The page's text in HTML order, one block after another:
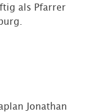
als Pfarrer
Jonathan